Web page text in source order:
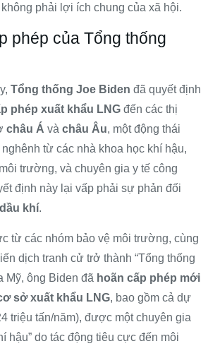
phải lợi ích chung của xã hội.
phép của Tổng thống
Tổng thống Joe Biden đã quyết định
phép xuất khẩu LNG đến các thị
châu Á và châu Âu, một động thái
từ các nhà khoa học khí hậu,
trường, và chuyên gia y tế công
định này lại vấp phải sự phản đối
khí.
từ các nhóm bảo vệ môi trường, cùng
dịch tranh cử trở thành “Tổng thống
Mỹ, ông Biden đã hoãn cấp phép mới
sở xuất khẩu LNG, bao gồm cả dự
triệu tấn/năm), được một chuyên gia
hậu” do tác động tiêu cực đến môi